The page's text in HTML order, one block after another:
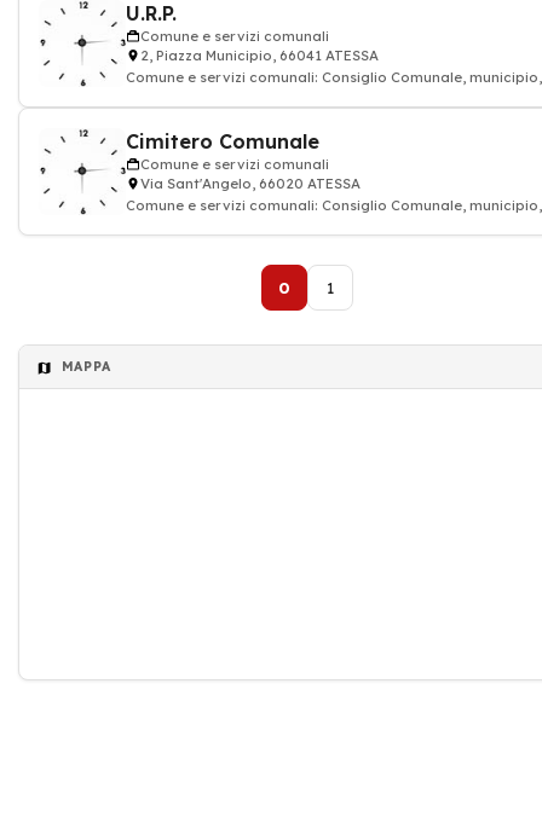
U.R.P.
Comune e servizi comunali
2, Piazza Municipio, 66041 ATESSA
Comune e servizi comunali: Consiglio Comunale, municipio,
Cimitero Comunale
Comune e servizi comunali
Via Sant'Angelo, 66020 ATESSA
Comune e servizi comunali: Consiglio Comunale, municipio,
0 1
MAPPA